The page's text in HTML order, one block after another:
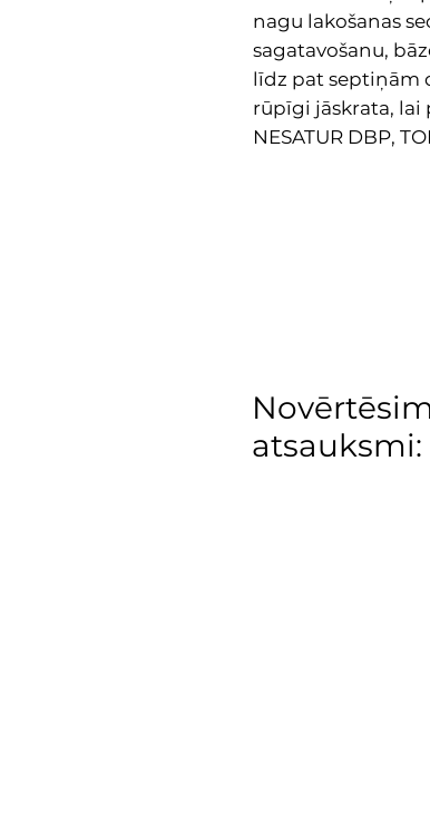
nagu lakošanas
sagatavošanu,
līdz pat septiņām
rūpīgi jāskrata, lai
NESATUR DBP,
atsauksmi: